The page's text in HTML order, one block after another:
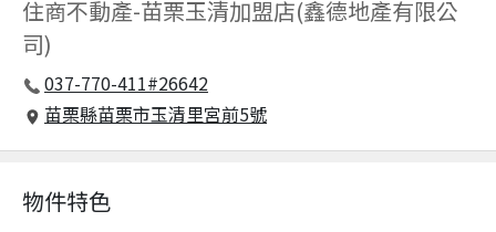
住商不動產-苗栗玉清加盟店(鑫德地產有限公
司)
037-770-411#26642
苗栗縣苗栗市玉清里宮前5號
物件特色